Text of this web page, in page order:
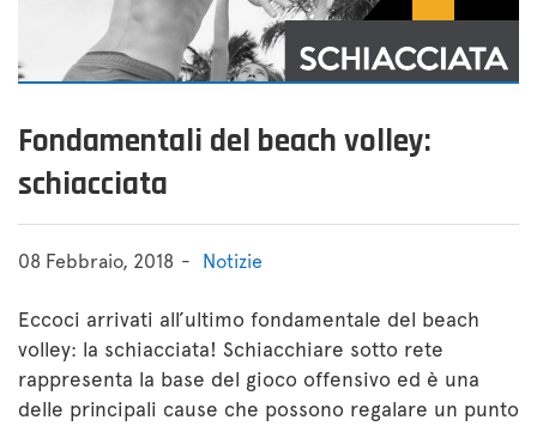
Fondamentali del beach volley:
schiacciata
08 Febbraio, 2018 Notizie
Eccoci arrivati all’ultimo fondamentale del beach
volley: la schiacciata! Schiacchiare sotto rete
rappresenta la base del gioco offensivo ed è una
delle principali cause che possono regalare un punto